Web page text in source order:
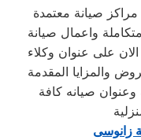
صيانة معتمدة
واعمال صيانة
على عنوان وكلاء
والمزايا المقدمة
وعنوان صيانه كافة
زانوسى